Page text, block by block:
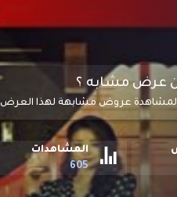
عرض مشابه ؟
عروض مشابهة لهذا العرض
المشاهدات
605